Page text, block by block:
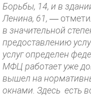
Борьбы, 14, и в
Ленина, 61, —
в значительной
предоставлению
услуг определен
МФЦ работает уже
вышел на
окнами. Здесь есть